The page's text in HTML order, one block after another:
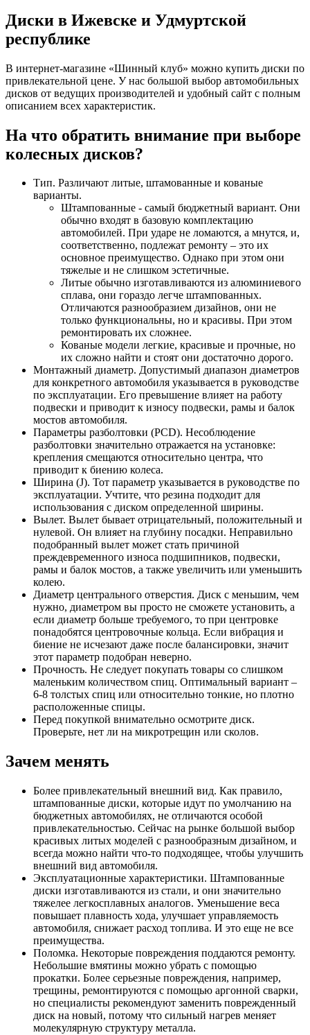
Диски в Ижевске и Удмуртской
республике
В интернет-магазине «Шинный клуб» можно купить диски по
привлекательной цене. У нас большой выбор автомобильных
дисков от ведущих производителей и удобный сайт с полным
описанием всех характеристик.
На что обратить внимание при выборе
колесных дисков?
Тип. Различают литые, штамованные и кованые
варианты.
Штампованные - самый бюджетный вариант. Они
обычно входят в базовую комплектацию
автомобилей. При ударе не ломаются, а мнутся, и,
соответственно, подлежат ремонту – это их
основное преимущество. Однако при этом они
тяжелые и не слишком эстетичные.
Литые обычно изготавливаются из алюминиевого
сплава, они гораздо легче штампованных.
Отличаются разнообразием дизайнов, они не
только функциональны, но и красивы. При этом
ремонтировать их сложнее.
Кованые модели легкие, красивые и прочные, но
их сложно найти и стоят они достаточно дорого.
Монтажный диаметр. Допустимый диапазон диаметров
для конкретного автомобиля указывается в руководстве
по эксплуатации. Его превышение влияет на работу
подвески и приводит к износу подвески, рамы и балок
мостов автомобиля.
Параметры разболтовки (PCD). Несоблюдение
разболтовки значительно отражается на установке:
крепления смещаются относительно центра, что
приводит к биению колеса.
Ширина (J). Тот параметр указывается в руководстве по
эксплуатации. Учтите, что резина подходит для
использования с диском определенной ширины.
Вылет. Вылет бывает отрицательный, положительный и
нулевой. Он влияет на глубину посадки. Неправильно
подобранный вылет может стать причиной
преждевременного износа подшипников, подвески,
рамы и балок мостов, а также увеличить или уменьшить
колею.
Диаметр центрального отверстия. Диск с меньшим, чем
нужно, диаметром вы просто не сможете установить, а
если диаметр больше требуемого, то при центровке
понадобятся центровочные кольца. Если вибрация и
биение не исчезают даже после балансировки, значит
этот параметр подобран неверно.
Прочность. Не следует покупать товары со слишком
маленьким количеством спиц. Оптимальный вариант –
6-8 толстых спиц или относительно тонкие, но плотно
расположенные спицы.
Перед покупкой внимательно осмотрите диск.
Проверьте, нет ли на микротрещин или сколов.
Зачем менять
Более привлекательный внешний вид. Как правило,
штампованные диски, которые идут по умолчанию на
бюджетных автомобилях, не отличаются особой
привлекательностью. Сейчас на рынке большой выбор
красивых литых моделей с разнообразным дизайном, и
всегда можно найти что-то подходящее, чтобы улучшить
внешний вид автомобиля.
Эксплуатационные характеристики. Штампованные
диски изготавливаются из стали, и они значительно
тяжелее легкосплавных аналогов. Уменьшение веса
повышает плавность хода, улучшает управляемость
автомобиля, снижает расход топлива. И это еще не все
преимущества.
Поломка. Некоторые повреждения поддаются ремонту.
Небольшие вмятины можно убрать с помощью
прокатки. Более серьезные повреждения, например,
трещины, ремонтируются с помощью аргонной сварки,
но специалисты рекомендуют заменить поврежденный
диск на новый, потому что сильный нагрев меняет
молекулярную структуру металла.